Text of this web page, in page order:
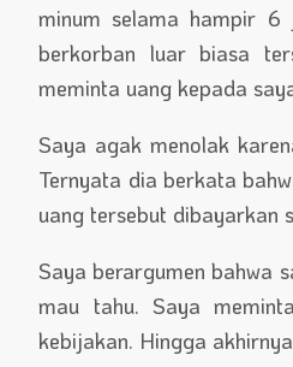
minum selama hampir
berkorban luar biasa
meminta uang kepada
Saya agak menolak
Ternyata dia berkata
uang tersebut dibayarkan
Saya berargumen bahwa
mau tahu. Saya
kebijakan. Hingga